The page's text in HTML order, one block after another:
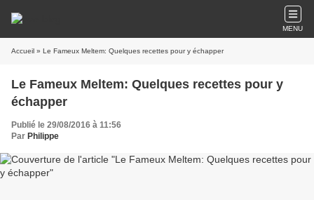
MENU
Accueil » Le Fameux Meltem: Quelques recettes pour y échapper
Le Fameux Meltem: Quelques recettes pour y
échapper
Publié le 29/08/2016 à 11:56
Par Philippe